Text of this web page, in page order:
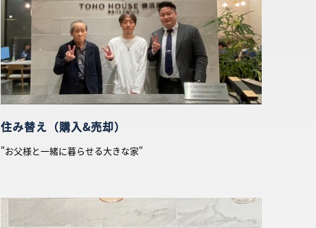
What’s MIRAKARE
スペシャルムービーを見る
住み替え（購入&売却）
"お父様と一緒に暮らせる大きな家"